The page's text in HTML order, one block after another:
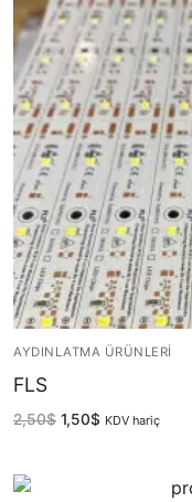
AYDINLATMA ÜRÜNLERI
FLS
2,50$ 1,50$ KDV hariç